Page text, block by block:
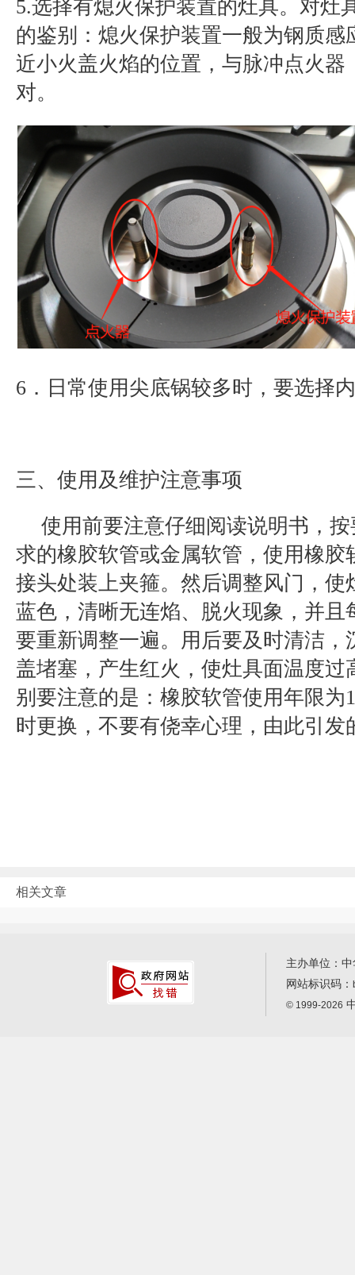
5.选择有熄火保护装置的灶具。对灶
的鉴别：熄火保护装置一般为钢质感
近小火盖火焰的位置，与脉冲点火器
对。
6．日常使用尖底锅较多时，要选择
三、使用及维护注意事项
使用前要注意仔细阅读说明书，
求的橡胶软管或金属软管，使用橡胶
接头处装上夹箍。然后调整风门，使
蓝色，清晰无连焰、脱火现象，并且
要重新调整一遍。用后要及时清洁，
盖堵塞，产生红火，使灶具面温度过
别要注意的是：橡胶软管使用年限为
时更换，不要有侥幸心理，由此引发
相关文章
主办单位：
网站标识码：
© 1999-2026